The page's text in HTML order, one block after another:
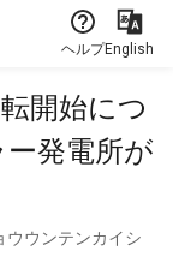
ヘルプEnglish
開始につ
発電所が
ウウンテンカイシ